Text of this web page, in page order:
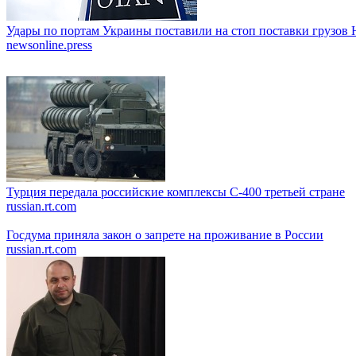
Удары по портам Украины поставили на стоп поставки
newsonline.press
Турция передала российские комплексы С-400 третьей стране
russian.rt.com
Госдума приняла закон о запрете на проживание в России
russian.rt.com